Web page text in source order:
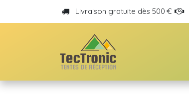
Livraison gratuite dès 500 €